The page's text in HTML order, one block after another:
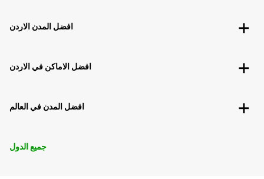
افضل المدن الاردن
افضل الاماكن في الاردن
افضل المدن في العالم
جميع الدول